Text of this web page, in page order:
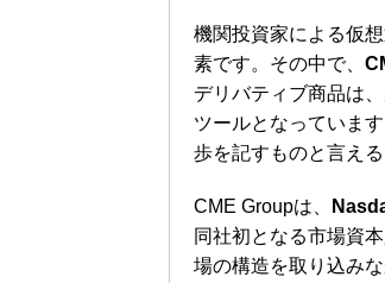
機関投資家による仮
素です。その中で、
デリバティブ商品は
ツールとなっていま
歩を記すものと言える
CME Groupは、
同社初となる市場資
場の構造を取り込み